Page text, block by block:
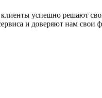
успешно решают
и доверяют нам свои